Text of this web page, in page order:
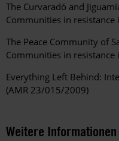
The Curvaradó and
Communities in
The Peace Community of
Communities in
Everything Left Behind:
(AMR 23/015/2009)
Weitere Informationen